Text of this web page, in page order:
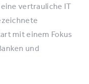
vertrauliche IT
mit einem Fokus
und